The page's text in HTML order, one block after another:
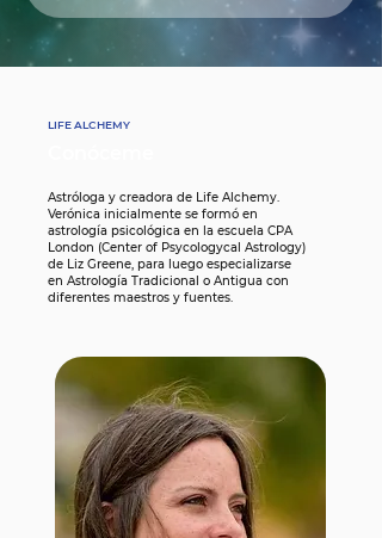
LIFE ALCHEMY
Astróloga y creadora de Life Alchemy.
Verónica inicialmente se formó en
astrología psicológica en la escuela CPA
London (Center of Psycologycal Astrology)
de Liz Greene, para luego especializarse
en Astrología Tradicional o Antigua con
diferentes maestros y fuentes.